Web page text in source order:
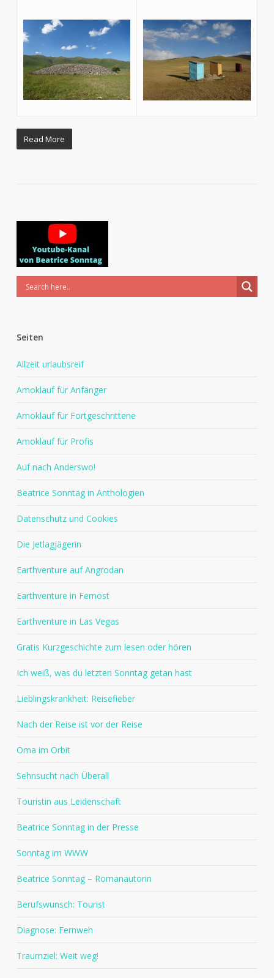
Read More
Seiten
Allzeit urlaubsreif
Amoklauf für Anfänger
Amoklauf für Fortgeschrittene
Amoklauf für Profis
Auf nach Anderswo!
Beatrice Sonntag in Anthologien
Datenschutz und Cookies
Die Jetlagjägerin
Earthventure auf Angrodan
Earthventure in Fernost
Earthventure in Las Vegas
Gratis Kurzgeschichte zum lesen oder hören
Ich weiß, was du letzten Sonntag getan hast
Lieblingskrankheit: Reisefieber
Nach der Reise ist vor der Reise
Oma im Orbit
Sehnsucht nach Überall
Touristin aus Leidenschaft
Beatrice Sonntag in der Presse
Sonntag im WWW
Beatrice Sonntag – Romanautorin
Berufswunsch: Tourist
Diagnose: Fernweh
Traumziel: Weit weg!